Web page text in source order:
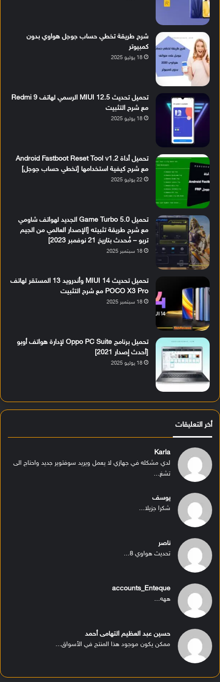
شرح طريقة تخطي حساب جوجل هواوي بدون
كمبيوتر
18 يوليو 2025
تحميل تحديث MIUI 12.5 الرسمي لهاتف Redmi 9
مع شرح التثبيت
18 يوليو 2025
تحميل أداة Android Fastboot Reset Tool v1.2
مع شرح كيفية استخدامها [تخطي حساب جوجل]
22 يوليو 2025
تحميل Game Turbo 5.0 الجديد لهواتف شاومي
مع شرح طريقة تثبيته [الإصدار العالمي من الجيم
تربو – مُحدث بتاريخ 21 نوفمبر 2023]
18 سبتمبر 2025
تحميل تحديث MIUI 14 وأندرويد 13 المستقر لهاتف
POCO X3 Pro مع شرح التثبيت
18 سبتمبر 2025
تحميل برنامج Oppo PC Suite لإدارة هواتف أوبو
[أحدث إصدار 2021]
18 يوليو 2025
أخر التعليقات
Karla
لدي مشكله في جهازي لا يعمل ويريد سوفتوير جديد واحتاج الى
تشغ...
يوسف
شكرا جزيلا...
ناصر
تحديث هواوي 8...
accounts_Enteque
ههه...
حسين عبد العظيم التهامى أحمد
ممكن يكون موجود هذا المنتج في الأسواق...